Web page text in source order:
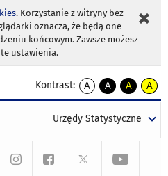
. Korzystanie z witryny bez
oznacza, że będą one
końcowym. Zawsze możesz
ustawienia.
Kontrast:
A
kontrast
A
kontrast
tekst
czarnym
A
kontrast
tekst
czarnym
A
tekst
żółtym
Urzędy Statystyczne